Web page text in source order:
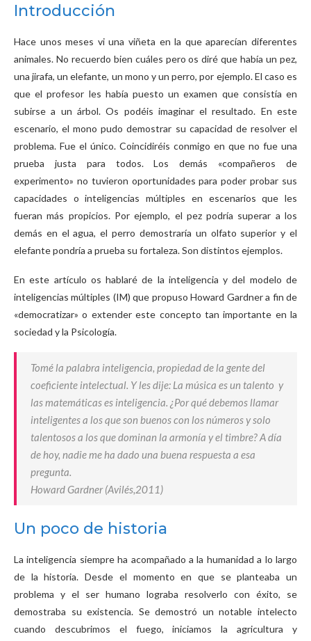
Introducción
Hace unos meses vi una viñeta en la que aparecían diferentes
animales. No recuerdo bien cuáles pero os diré que había un pez,
una jirafa, un elefante, un mono y un perro, por ejemplo. El caso es
que el profesor les había puesto un examen que consistía en
subirse a un árbol. Os podéis imaginar el resultado. En este
escenario, el mono pudo demostrar su capacidad de resolver el
problema. Fue el único. Coincidiréis conmigo en que no fue una
prueba justa para todos. Los demás «compañeros de
experimento» no tuvieron oportunidades para poder probar sus
capacidades o inteligencias múltiples en escenarios que les
fueran más propicios. Por ejemplo, el pez podría superar a los
demás en el agua, el perro demostraría un olfato superior y el
elefante pondría a prueba su fortaleza. Son distintos ejemplos.
En este artículo os hablaré de la inteligencia y del modelo de
inteligencias múltiples (IM) que propuso Howard Gardner a fin de
«democratizar» o extender este concepto tan importante en la
sociedad y la Psicología.
Tomé la palabra inteligencia, propiedad de la gente del
coeficiente intelectual. Y les dije: La música es un talento y
las matemáticas es inteligencia. ¿Por qué debemos llamar
inteligentes a los que son buenos con los números y solo
talentosos a los que dominan la armonía y el timbre? A día
de hoy, nadie me ha dado una buena respuesta a esa
pregunta.
Howard Gardner (Avilés,2011)
Un poco de historia
La inteligencia siempre ha acompañado a la humanidad a lo largo
de la historia. Desde el momento en que se planteaba un
problema y el ser humano lograba resolverlo con éxito, se
demostraba su existencia. Se demostró un notable intelecto
cuando descubrimos el fuego, iniciamos la agricultura y